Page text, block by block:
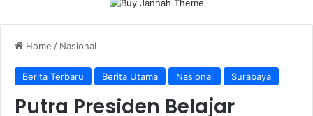
Home / Nasional
Berita Terbaru Berita Utama Nasional Surabaya
Putra Presiden Belajar